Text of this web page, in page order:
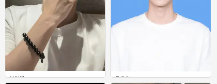
吴世勋
吴世勋